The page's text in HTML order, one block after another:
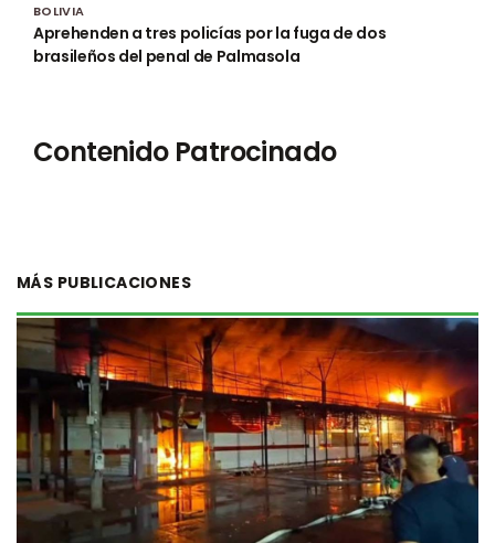
BOLIVIA
Aprehenden a tres policías por la fuga de dos
brasileños del penal de Palmasola
Contenido Patrocinado
MÁS PUBLICACIONES